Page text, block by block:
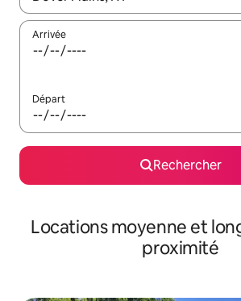
Arrivée
Départ
Rechercher
Locations moyenne et
proximité